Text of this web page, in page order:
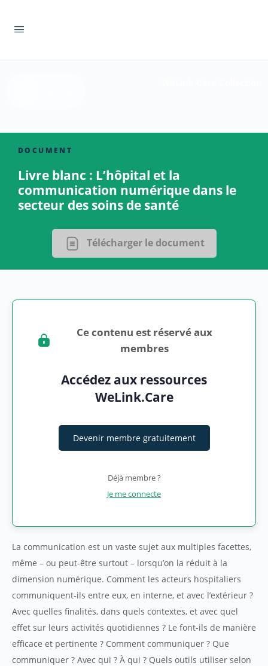
DOCUMENT
Livre blanc : L’hôpital et la
communication numérique dans le
secteur des soins de santé
Télécharger le document
Ce contenu est réservé aux
membres
Accédez aux ressources
WeLink.Care
Devenir membre gratuitement
Déjà membre ?
Je me connecte
La communication est un vaste sujet aux multiples facettes,
même – ou peut-être surtout – lorsqu’on la réduit à la
dimension numérique. Comment les acteurs hospitaliers
communiquent-ils entre eux, en interne, et avec l’extérieur ?
Avec quelles finalités, dans quels contextes, et avec quel
effet sur leurs activités quotidiennes ? Le font-ils de manière
efficace et pertinente ? Comment communiquer ? Que
communiquer ? Avec qui ? À qui ? Quels outils utiliser selon